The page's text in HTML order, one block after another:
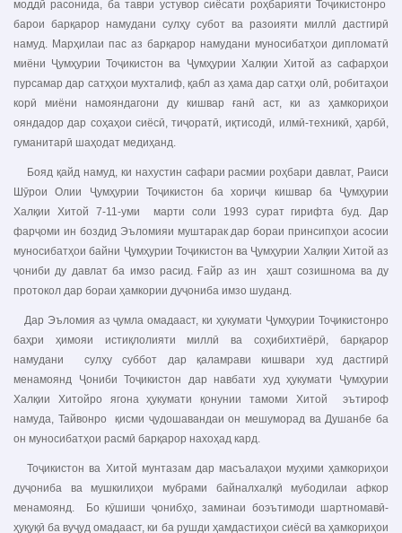
моддӣ расонида, ба таври устувор сиёсати роҳбарияти Тоҷикистонро
барои барқарор намудани сулҳу субот ва разоияти миллӣ дастгирӣ
намуд. Марҳилаи пас аз барқарор намудани муносибатҳои дипломатӣ
миёни Ҷумҳурии Тоҷикистон ва Ҷумҳурии Халқии Хитой аз сафарҳои
пурсамар дар сатҳҳои мухталиф, қабл аз ҳама дар сатҳи олӣ, робитаҳои
корӣ миёни намояндагони ду кишвар ғанӣ аст, ки аз ҳамкориҳои
ояндадор дар соҳаҳои сиёсӣ, тиҷоратӣ, иқтисодӣ, илмӣ-техникӣ, ҳарбӣ,
гуманитарӣ шаҳодат медиҳанд.
Бояд қайд намуд, ки нахустин сафари расмии роҳбари давлат, Раиси
Шӯрои Олии Ҷумҳурии Тоҷикистон ба хориҷи кишвар ба Ҷумҳурии
Халқии Хитой 7-11-уми марти соли 1993 сурат гирифта буд. Дар
фарҷоми ин боздид Эъломияи муштарак дар бораи принсипҳои асосии
муносибатҳои байни Ҷумҳурии Тоҷикистон ва Ҷумҳурии Халқии Хитой аз
ҷониби ду давлат ба имзо расид. Ғайр аз ин ҳашт созишнома ва ду
протокол дар бораи ҳамкории дуҷониба имзо шуданд.
Дар Эъломия аз ҷумла омадааст, ки ҳукумати Ҷумҳурии Тоҷикистонро
баҳри ҳимояи истиқлолияти миллӣ ва соҳибихтиёрӣ, барқарор
намудани сулҳу суббот дар қаламрави кишвари худ дастгирӣ
менамоянд Ҷониби Тоҷикистон дар навбати худ ҳукумати Ҷумҳурии
Халқии Хитойро ягона ҳукумати қонунии тамоми Хитой эътироф
намуда, Тайвонро қисми ҷудошавандаи он мешуморад ва Душанбе ба
он муносибатҳои расмӣ барқарор нахоҳад кард.
Тоҷикистон ва Хитой мунтазам дар масъалаҳои муҳими ҳамкориҳои
дуҷониба ва мушкилиҳои мубрами байналхалқӣ мубодилаи афкор
менамоянд. Бо кӯшиши ҷонибҳо, заминаи боэътимоди шартномавӣ-
ҳуқуқӣ ба вуҷуд омадааст, ки ба рушди ҳамдастиҳои сиёсӣ ва ҳамкориҳои